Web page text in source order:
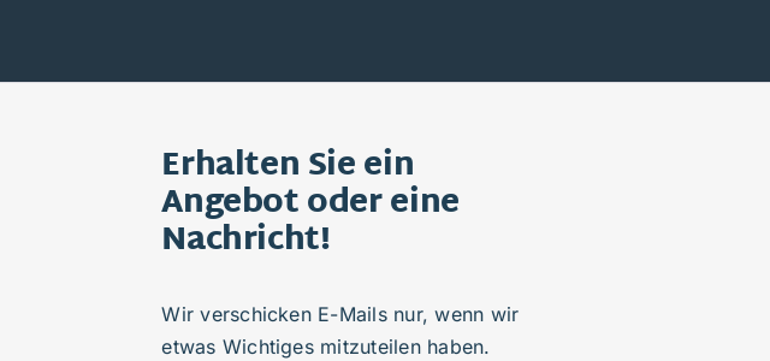
Erhalten Sie ein
Angebot oder eine
Nachricht!
Wir verschicken E-Mails nur, wenn wir
etwas Wichtiges mitzuteilen haben.